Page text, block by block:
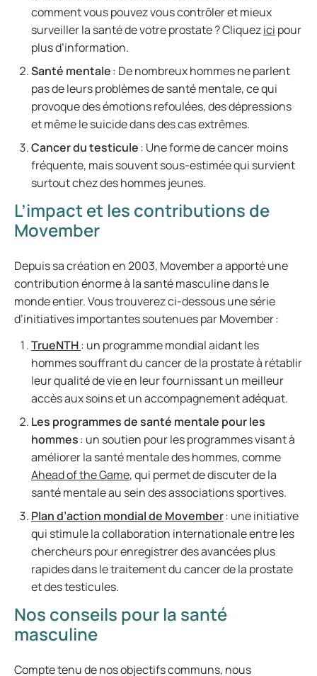
comment vous pouvez vous contrôler et mieux
surveiller la santé de votre prostate ? Cliquezici pour
plus d’information.
Santé mentale: De nombreux hommes ne parlent
pas de leurs problèmes de santé mentale, ce qui
provoque des émotions refoulées, des dépressions
et même le suicide dans des cas extrêmes.
Cancer du testicule: Une forme de cancer moins
fréquente, mais souvent sous-estimée qui survient
surtout chez des hommes jeunes.
L’impact et les contributions de
Movember
Depuis sa création en 2003, Movember a apporté une
contribution énorme à la santé masculine dans le
monde entier. Vous trouverez ci-dessous une série
d’initiatives importantes soutenues par Movember :
TrueNTH: un programme mondial aidant les
hommes souffrant du cancer de la prostate à rétablir
leur qualité de vie en leur fournissant un meilleur
accès aux soins et un accompagnement adéquat.
Les programmes de santé mentale pour les
hommes: un soutien pour les programmes visant à
améliorer la santé mentale des hommes, comme
Ahead of the Game, qui permet de discuter de la
santé mentale au sein des associations sportives.
Plan d’action mondial de Movember: une initiative
qui stimule la collaboration internationale entre les
chercheurs pour enregistrer des avancées plus
rapides dans le traitement du cancer de la prostate
et des testicules.
Nos conseils pour la santé
masculine
Compte tenu de nos objectifs communs, nous